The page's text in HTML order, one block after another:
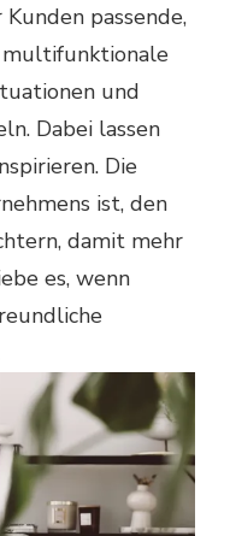
passende,
und
Dabei lassen
Die
ist, den
damit mehr
es, wenn